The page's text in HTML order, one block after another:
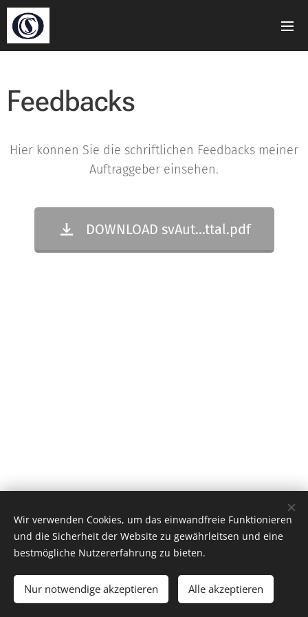
Feedbacks
Hier können Sie die schriftlichen Feedbacks meiner
Auftraggeber einsehen.
DOWNLOAD svAut...ttal.pdf
Leonhard bei Siebenbrünn, Kärnten, office@sco.co.at
Webnode
Wir verwenden Cookies, um das einwandfreie Funktionieren
und die Sicherheit der Website zu gewährleitsen und eine
bestmögliche Nutzererfahrung zu bieten.
Nur notwendige akzeptieren Alle akzeptieren